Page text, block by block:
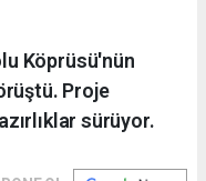
Köprüsü'nün
Proje
sürüyor.